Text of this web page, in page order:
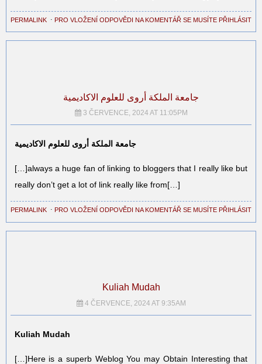
PERMALINK ⋅ PRO VLOŽENÍ ODPOVĚDI NA KOMENTÁŘ SE MUSÍTE PŘIHLÁSIT
جامعة الملكة أروى للعلوم الاكاديمية
3 ČERVENCE, 2024 AT 11:05PM
جامعة الملكة أروى للعلوم الاكاديمية
[…]always a huge fan of linking to bloggers that I really like but
really don’t get a lot of link really like from[…]
PERMALINK ⋅ PRO VLOŽENÍ ODPOVĚDI NA KOMENTÁŘ SE MUSÍTE PŘIHLÁSIT
Kuliah Mudah
4 ČERVENCE, 2024 AT 9:35AM
Kuliah Mudah
[…]Here is a superb Weblog You may Obtain Interesting that